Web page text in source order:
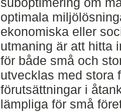
optimala
ekonomiska eller
utmaning är att hitta
för både små och
utvecklas med stora
förutsättningar i
lämpliga för små